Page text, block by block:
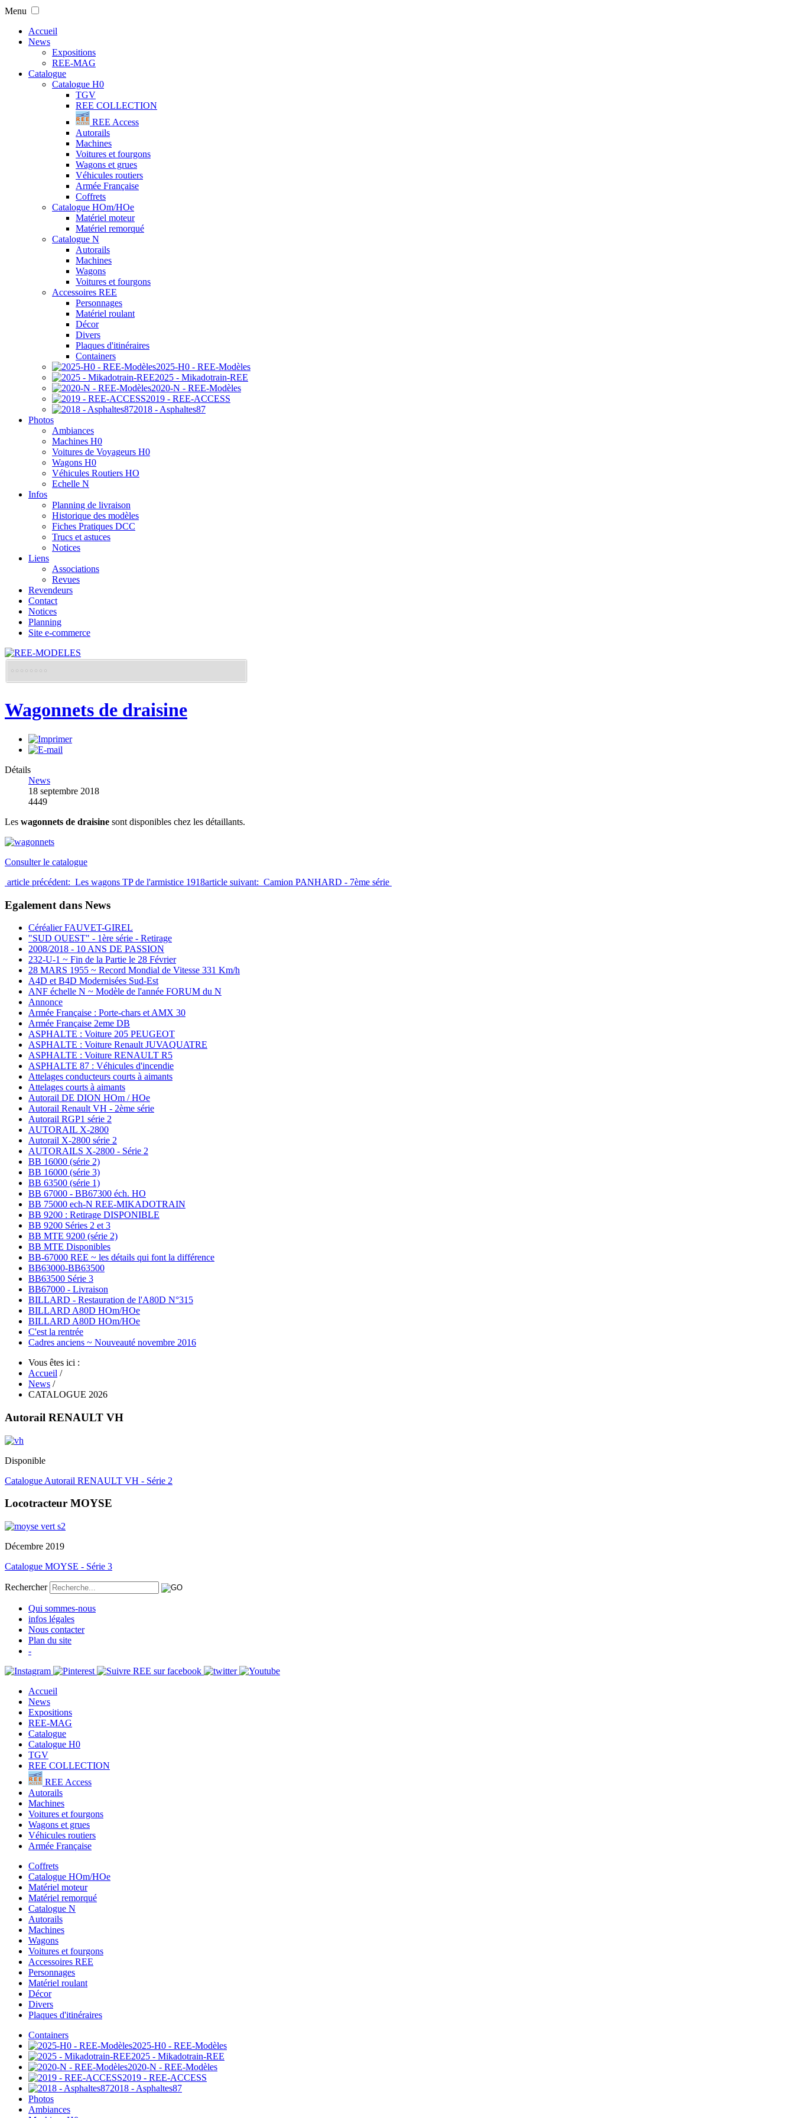
Menu
Accueil
News
Expositions
REE-MAG
Catalogue
Catalogue H0
TGV
REE COLLECTION
REE Access
Autorails
Machines
Voitures et fourgons
Wagons et grues
Véhicules routiers
Armée Française
Coffrets
Catalogue HOm/HOe
Matériel moteur
Matériel remorqué
Catalogue N
Autorails
Machines
Wagons
Voitures et fourgons
Accessoires REE
Personnages
Matériel roulant
Décor
Divers
Plaques d'itinéraires
Containers
2025-H0 - REE-Modèles
2025 - Mikadotrain-REE
2020-N - REE-Modèles
2019 - REE-ACCESS
2018 - Asphaltes87
Photos
Ambiances
Machines H0
Voitures de Voyageurs H0
Wagons H0
Véhicules Routiers HO
Echelle N
Infos
Planning de livraison
Historique des modèles
Fiches Pratiques DCC
Trucs et astuces
Notices
Liens
Associations
Revues
Revendeurs
Contact
Notices
Planning
Site e-commerce
Wagonnets de draisine
Détails
News
18 septembre 2018
4449
Les wagonnets de draisine sont disponibles chez les détaillants.
Consulter le catalogue
article précédent: Les wagons TP de l'armistice 1918article suivant: Camion PANHARD - 7ème série
Egalement dans News
Céréalier FAUVET-GIREL
"SUD OUEST" - 1ère série - Retirage
2008/2018 - 10 ANS DE PASSION
232-U-1 ~ Fin de la Partie le 28 Février
28 MARS 1955 ~ Record Mondial de Vitesse 331 Km/h
A4D et B4D Modernisées Sud-Est
ANF échelle N ~ Modèle de l'année FORUM du N
Annonce
Armée Française : Porte-chars et AMX 30
Armée Française 2eme DB
ASPHALTE : Voiture 205 PEUGEOT
ASPHALTE : Voiture Renault JUVAQUATRE
ASPHALTE : Voiture RENAULT R5
ASPHALTE 87 : Véhicules d'incendie
Attelages conducteurs courts à aimants
Attelages courts à aimants
Autorail DE DION HOm / HOe
Autorail Renault VH - 2ème série
Autorail RGP1 série 2
AUTORAIL X-2800
Autorail X-2800 série 2
AUTORAILS X-2800 - Série 2
BB 16000 (série 2)
BB 16000 (série 3)
BB 63500 (série 1)
BB 67000 - BB67300 éch. HO
BB 75000 ech-N REE-MIKADOTRAIN
BB 9200 : Retirage DISPONIBLE
BB 9200 Séries 2 et 3
BB MTE 9200 (série 2)
BB MTE Disponibles
BB-67000 REE ~ les détails qui font la différence
BB63000-BB63500
BB63500 Série 3
BB67000 - Livraison
BILLARD - Restauration de l'A80D N°315
BILLARD A80D HOm/HOe
BILLARD A80D HOm/HOe
C'est la rentrée
Cadres anciens ~ Nouveauté novembre 2016
Vous êtes ici :
Accueil /
News /
CATALOGUE 2026
Autorail RENAULT VH
Disponible
Catalogue Autorail RENAULT VH - Série 2
Locotracteur MOYSE
Décembre 2019
Catalogue MOYSE - Série 3
Rechercher
Qui sommes-nous
infos légales
Nous contacter
Plan du site
-
Accueil
News
Expositions
REE-MAG
Catalogue
Catalogue H0
TGV
REE COLLECTION
REE Access
Autorails
Machines
Voitures et fourgons
Wagons et grues
Véhicules routiers
Armée Française
Coffrets
Catalogue HOm/HOe
Matériel moteur
Matériel remorqué
Catalogue N
Autorails
Machines
Wagons
Voitures et fourgons
Accessoires REE
Personnages
Matériel roulant
Décor
Divers
Plaques d'itinéraires
Containers
2025-H0 - REE-Modèles
2025 - Mikadotrain-REE
2020-N - REE-Modèles
2019 - REE-ACCESS
2018 - Asphaltes87
Photos
Ambiances